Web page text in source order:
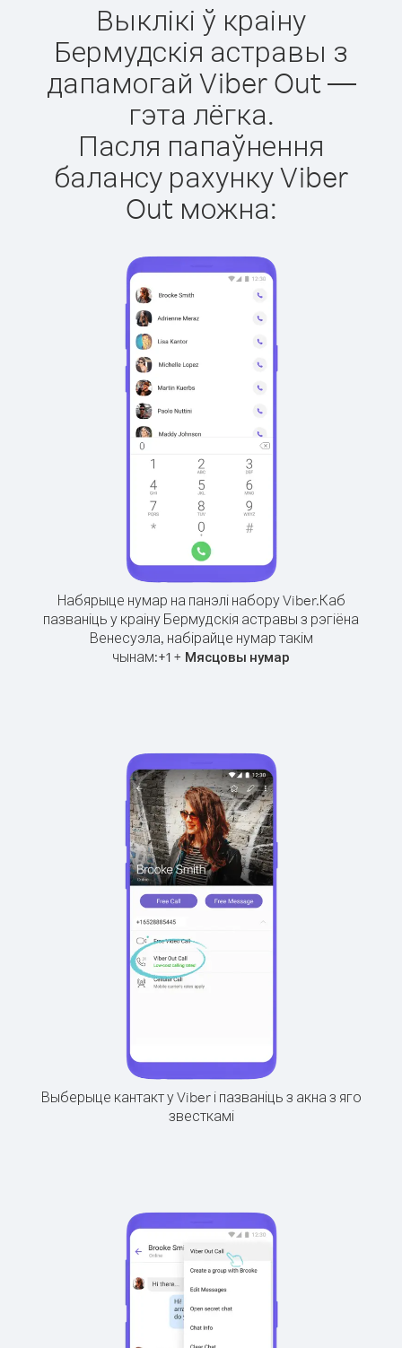
Выклікі ў краіну
Бермудскія астравы з
дапамогай Viber Out —
гэта лёгка.
Пасля папаўнення
балансу рахунку Viber
Out можна:
Набярыце нумар на панэлі набору Viber.Каб
пазваніць у краіну Бермудскія астравы з рэгіёна
Венесуэла, набірайце нумар такім
чынам:+1 + Мясцовы нумар
Выберыце кантакт у Viber і пазваніць з акна з яго
звесткамі